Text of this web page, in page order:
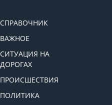
СПРАВОЧНИК
ВАЖНОЕ
СИТУАЦИЯ НА
ДОРОГАХ
ПРОИСШЕСТВИЯ
ПОЛИТИКА